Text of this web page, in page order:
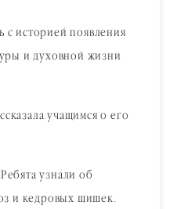
историей появления
и духовной жизни
учащимся о его
узнали об
и кедровых шишек.